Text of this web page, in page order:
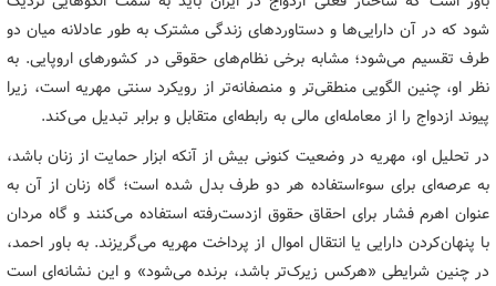
شود که در آن دارایی‌ها و دستاوردهای زندگی مشترک به‌ طور عادلانه میان دو
طرف تقسیم می‌شود؛ مشابه برخی نظام‌های حقوقی در کشورهای اروپایی. به‌
نظر او، چنین الگویی منطقی‌تر و منصفانه‌تر از رویکرد سنتی مهریه است، زیرا
پیوند ازدواج را از معامله‌ای مالی به رابطه‌ای متقابل و برابر تبدیل می‌کند.
در تحلیل او، مهریه در وضعیت کنونی بیش از آنکه ابزار حمایت از زنان باشد،
به عرصه‌ای برای سوءاستفاده هر دو طرف بدل شده است؛ گاه زنان از آن به
‌عنوان اهرم فشار برای احقاق حقوق ازدست‌رفته استفاده می‌کنند و گاه مردان
با پنهان‌کردن دارایی یا انتقال اموال از پرداخت مهریه می‌گریزند. به باور احمد،
در چنین شرایطی «هرکس زیرک‌تر باشد، برنده می‌شود» و این نشانه‌ای است